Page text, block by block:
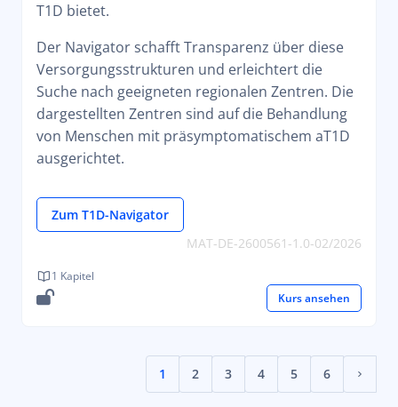
T1D bietet.
Der Navigator schafft Transparenz über diese
Versorgungsstrukturen und erleichtert die
Suche nach geeigneten regionalen Zentren. Die
dargestellten Zentren sind auf die Behandlung
von Menschen mit präsymptomatischem aT1D
ausgerichtet.
Zum T1D-Navigator
MAT-DE-2600561-1.0-02/2026
1 Kapitel
Kurs ansehen
1(aktuell)
2 3 4 5 6